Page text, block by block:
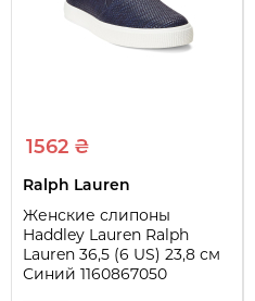
1562 ₴
Ralph Lauren
Женские слипоны
Haddley Lauren Ralph
Lauren 36,5 (6 US) 23,8 см
Синий 1160867050